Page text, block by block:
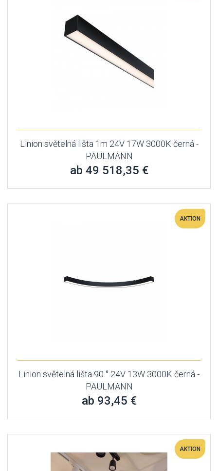
Linion světelná lišta 1m 24V 17W 3000K černá -
PAULMANN
ab 49 518,35 €
AKTION
Linion světelná lišta 90 ° 24V 13W 3000K černá -
PAULMANN
ab 93,45 €
AKTION